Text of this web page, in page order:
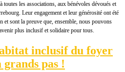
les associations, aux bénévoles dévoués et
Leur engagement et leur générosité ont été
et sont la preuve que, ensemble, nous pouvons
plus inclusif et solidaire pour tous.
inclusif du foyer
grands pas !